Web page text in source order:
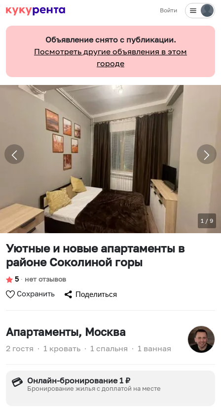
Войти
Объявление снято с публикации.
Посмотреть другие объявления в этом
городе
1 / 9
Уютные и новые апартаменты в
районе Соколиной горы
5 ∙ нет отзывов
Сохранить Поделиться
Апартаменты, Москва
2 гостя ∙ 1 кровать ∙ 1 спальня ∙ 1 ванная
💳 Онлайн-бронирование 1 ₽
Бронирование жилья с доплатой на месте